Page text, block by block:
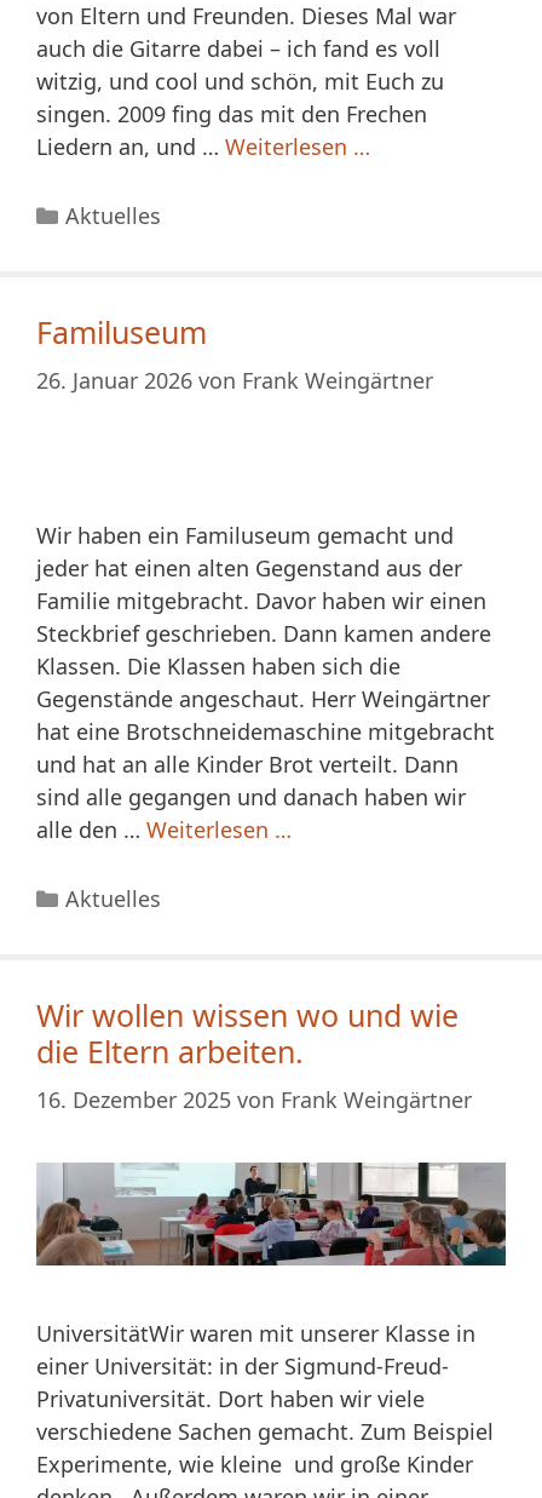
von Eltern und Freunden. Dieses Mal war
auch die Gitarre dabei – ich fand es voll
witzig, und cool und schön, mit Euch zu
singen. 2009 fing das mit den Frechen
Liedern an, und … Weiterlesen …
Kategorien
Aktuelles
Familuseum
26. Januar 2026 von Frank Weingärtner
Wir haben ein Familuseum gemacht und
jeder hat einen alten Gegenstand aus der
Familie mitgebracht. Davor haben wir einen
Steckbrief geschrieben. Dann kamen andere
Klassen. Die Klassen haben sich die
Gegenstände angeschaut. Herr Weingärtner
hat eine Brotschneidemaschine mitgebracht
und hat an alle Kinder Brot verteilt. Dann
sind alle gegangen und danach haben wir
alle den … Weiterlesen …
Kategorien
Aktuelles
Wir wollen wissen wo und wie
die Eltern arbeiten.
16. Dezember 2025 von Frank Weingärtner
UniversitätWir waren mit unserer Klasse in
einer Universität: in der Sigmund-Freud-
Privatuniversität. Dort haben wir viele
verschiedene Sachen gemacht. Zum Beispiel
Experimente, wie kleine und große Kinder